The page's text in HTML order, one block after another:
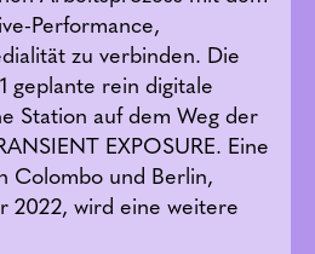
Performance,
zu verbinden. Die
geplante rein digitale
Station auf dem Weg der
EXPOSURE. Eine
Colombo und Berlin,
2022, wird eine weitere